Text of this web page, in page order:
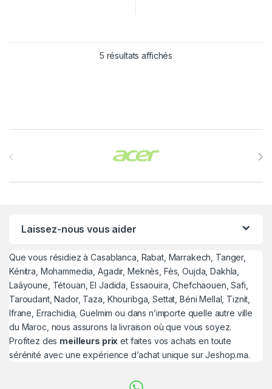
5 résultats affichés
Laissez-nous vous aider
Que vous résidiez à Casablanca, Rabat, Marrakech, Tanger,
Kénitra, Mohammedia, Agadir, Meknès, Fès, Oujda, Dakhla,
Laâyoune, Tétouan, El Jadida, Essaouira, Chefchaouen, Safi,
Taroudant, Nador, Taza, Khouribga, Settat, Béni Mellal, Tiznit,
Ifrane, Errachidia, Guelmim ou dans n’importe quelle autre ville
du Maroc, nous assurons la livraison où que vous soyez.
Profitez des meilleurs prix et faites vos achats en toute
sérénité avec une expérience d’achat unique sur Jeshop.ma.